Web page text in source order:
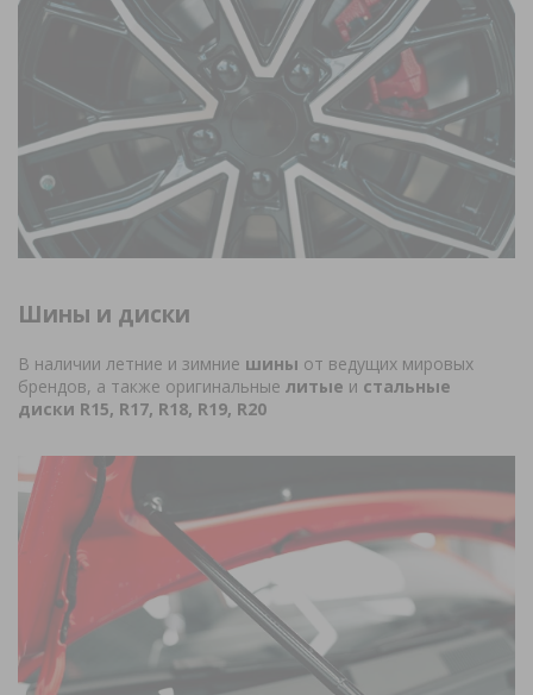
Шины и диски
В наличии летние и зимние шины от ведущих мировых
брендов, а также оригинальные литые и стальные
диски R15, R17, R18, R19, R20